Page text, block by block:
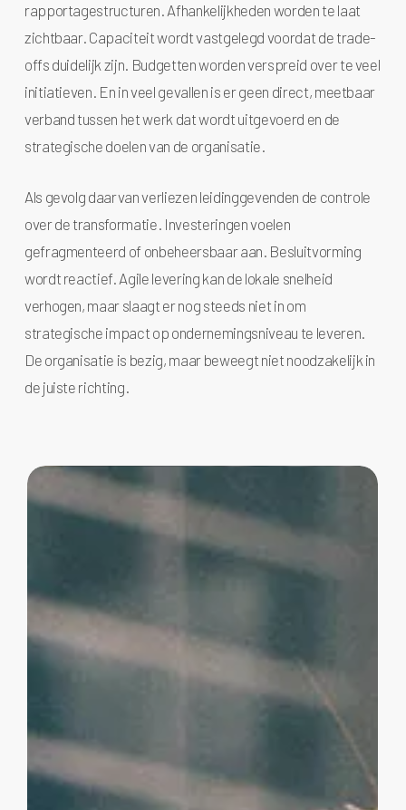
rapportagestructuren. Afhankelijkheden worden te laat
zichtbaar. Capaciteit wordt vastgelegd voordat de trade-
offs duidelijk zijn. Budgetten worden verspreid over te veel
initiatieven. En in veel gevallen is er geen direct, meetbaar
verband tussen het werk dat wordt uitgevoerd en de
strategische doelen van de organisatie.
Als gevolg daarvan verliezen leidinggevenden de controle
over de transformatie. Investeringen voelen
gefragmenteerd of onbeheersbaar aan. Besluitvorming
wordt reactief. Agile levering kan de lokale snelheid
verhogen, maar slaagt er nog steeds niet in om
strategische impact op ondernemingsniveau te leveren.
De organisatie is bezig, maar beweegt niet noodzakelijk in
de juiste richting.